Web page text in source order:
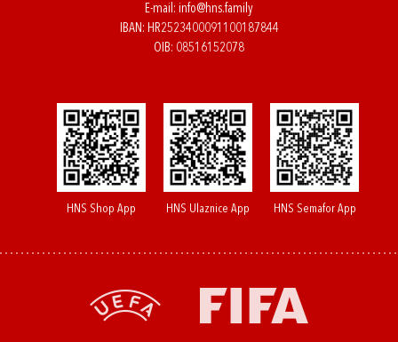
E-mail: info@hns.family
IBAN: HR2523400091100187844
OIB: 08516152078
HNS Shop App HNS Ulaznice App HNS Semafor App